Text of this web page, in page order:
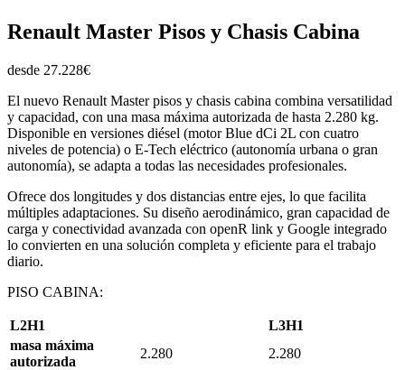
Renault Master Pisos y Chasis Cabina
desde 27.228€
El nuevo Renault Master pisos y chasis cabina combina versatilidad
y capacidad, con una masa máxima autorizada de hasta 2.280 kg.
Disponible en versiones diésel (motor Blue dCi 2L con cuatro
niveles de potencia) o E-Tech eléctrico (autonomía urbana o gran
autonomía), se adapta a todas las necesidades profesionales.
Ofrece dos longitudes y dos distancias entre ejes, lo que facilita
múltiples adaptaciones. Su diseño aerodinámico, gran capacidad de
carga y conectividad avanzada con openR link y Google integrado
lo convierten en una solución completa y eficiente para el trabajo
diario.
PISO CABINA:
L2H1
L3H1
masa máxima
autorizada
2.280 2.280